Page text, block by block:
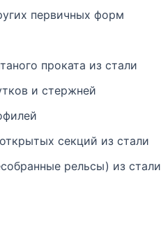
первичных форм
проката из стали
и стержней
секций из стали
рельсы) из стали